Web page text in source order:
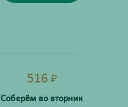
516 ₽
Соберём во вторник